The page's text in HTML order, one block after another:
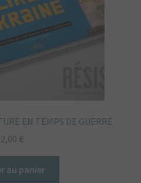
EN TEMPS DE GUERRE
€
au panier